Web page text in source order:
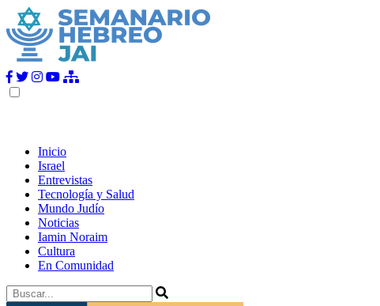
Inicio
Israel
Entrevistas
Tecnología y Salud
Mundo Judío
Noticias
Iamin Noraim
Cultura
En Comunidad